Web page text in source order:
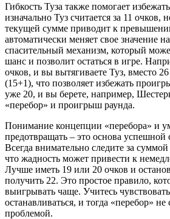
Гибкость Туза также помогает
изначально Туз считается за 11 очков,
текущей сумме приводит к
автоматически меняет свое значение
спасительный механизм, который
шанс и позволит остаться в игре.
очков, и вы вытягиваете Туз, вместо
(15+1), что позволяет избежать
уже 20, и вы берете, например,
«перебор» и проигрыш раунда.
Понимание концепции «перебора» и
предотвращать – это основа успешной
Всегда внимательно следите за
что жадность может привести к
Лучше иметь 19 или 20 очков и
получить 22. Это простое правило,
выигрывать чаще. Учитесь
останавливаться, и тогда «перебор» не
проблемой.